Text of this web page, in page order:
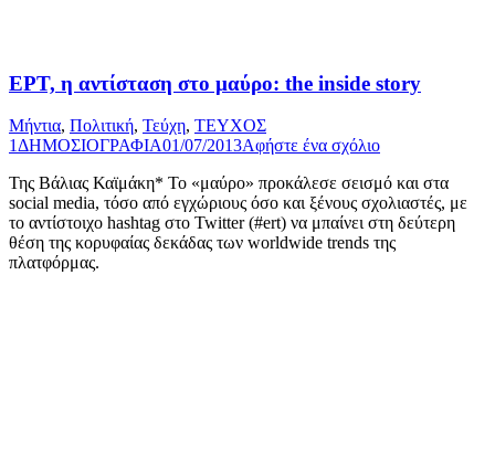
ΕΡΤ, η αντίσταση στο µαύρο: the inside story
Μήντια, Πολιτική, Τεύχη, ΤΕΥΧΟΣ
1 ΔΗΜΟΣΙΟΓΡΑΦΙΑ01/07/2013Αφήστε ένα σχόλιο
Της Βάλιας Καϊμάκη* Το «μαύρο» προκάλεσε σεισμό και στα
social media, τόσο από εγχώριους όσο και ξένους σχολιαστές, με
το αντίστοιχο hashtag στο Twitter (#ert) να μπαίνει στη δεύτερη
θέση της κορυφαίας δεκάδας των worldwide trends της
πλατφόρμας.